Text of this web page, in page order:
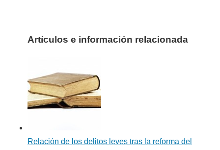
Artículos e información relacionada
Relación de los delitos leves tras la reforma del